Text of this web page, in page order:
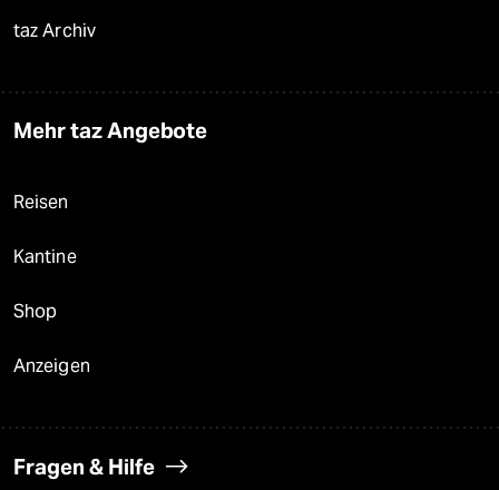
taz Archiv
Mehr taz Angebote
Reisen
Kantine
Shop
Anzeigen
Fragen & Hilfe